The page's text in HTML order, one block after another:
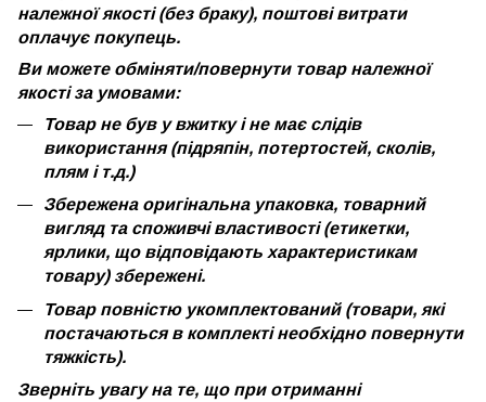
належної якості (без браку), поштові витрати
оплачує покупець.
Ви можете обміняти/повернути товар належної
якості за умовами:
Товар не був у вжитку і не має слідів
використання (підряпін, потертостей, сколів,
плям і т.д.)
Збережена оригінальна упаковка, товарний
вигляд та споживчі властивості (етикетки,
ярлики, що відповідають характеристикам
товару) збережені.
Товар повністю укомплектований (товари, які
постачаються в комплекті необхідно повернути
тяжкість).
Зверніть увагу на те, що при отриманні